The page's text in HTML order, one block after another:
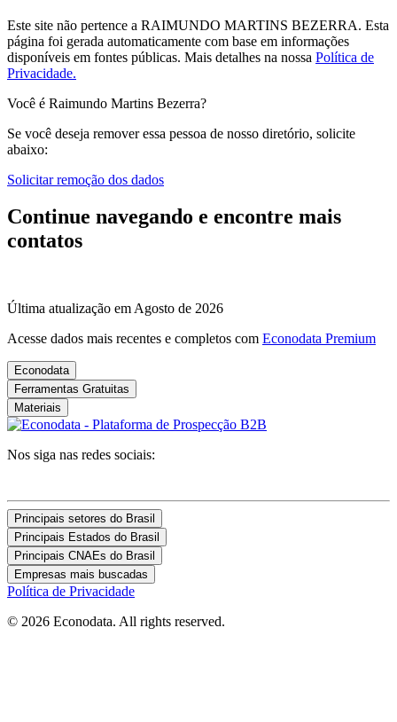
Este site não pertence a RAIMUNDO MARTINS BEZERRA. Esta
página foi gerada automaticamente com base em informações
disponíveis em fontes públicas. Mais detalhes na nossa Política de
Privacidade.
Você é Raimundo Martins Bezerra?
Se você deseja remover essa pessoa de nosso diretório, solicite
abaixo:
Solicitar remoção dos dados
Continue navegando e encontre mais
contatos
Última atualização em Agosto de 2026
Acesse dados mais recentes e completos com Econodata Premium
Econodata
Ferramentas Gratuitas
Materiais
Nos siga nas redes sociais:
Principais setores do Brasil
Principais Estados do Brasil
Principais CNAEs do Brasil
Empresas mais buscadas
Política de Privacidade
© 2026 Econodata. All rights reserved.